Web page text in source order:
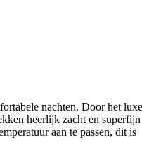
nachten. Door het luxe
heerlijk zacht en superfijn
aan te passen, dit is